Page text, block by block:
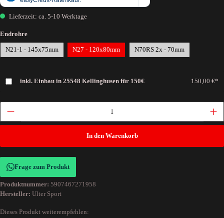
Lieferzeit: ca. 5-10 Werktage
Endrohre
N21-1 - 145x75mm N27 - 120x80mm N70RS 2x - 70mm
inkl. Einbau in 25548 Kellinghusen für 150€ 150,00 €*
In den Warenkorb
Frage zum Produkt
Produktnummer: 5907467271958
Hersteller: Ulter Sport
Dieses Produkt weiterempfehlen: